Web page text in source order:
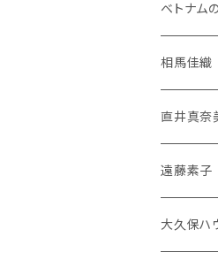
ベトナム
相馬佳織
直井真奈
遠藤素子
大久保ハ